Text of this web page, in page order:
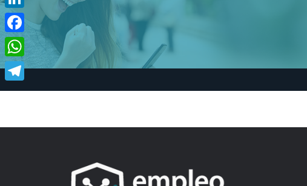
LinkedIn
Facebook
WhatsApp
Telegram